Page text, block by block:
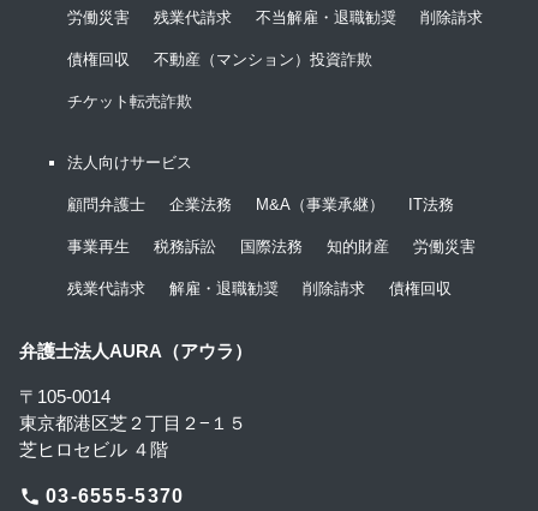
労働災害 残業代請求 不当解雇・退職勧奨 削除請求
債権回収 不動産（マンション）投資詐欺
チケット転売詐欺
法人向けサービス
顧問弁護士 企業法務 M&A（事業承継） IT法務
事業再生 税務訴訟 国際法務 知的財産 労働災害
残業代請求 解雇・退職勧奨 削除請求 債権回収
弁護士法人AURA（アウラ）
〒105-0014
東京都港区芝２丁目２−１５
芝ヒロセビル ４階
phone 03-6555-5370